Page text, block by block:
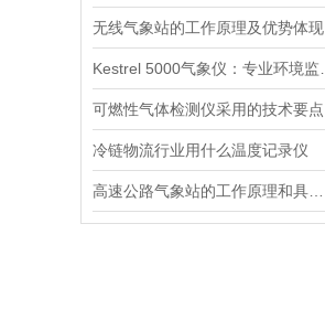
无线气象站的工作原理及优势体现
可燃性气体检测仪采用的技术要点
冷链物流行业用什么温度记录仪